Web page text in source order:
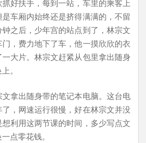
好扶手，每到一站，车里的乘客上
车厢内始终还是挤得满满的，不留
之后，少年宫的站点到了，林宗文
，费力地下了车，他一摸欣欣的衣
大片。林宗文赶紧从包里拿出随身
。
拿出随身带的笔记本电脑。这台电
，网速运行很慢，好在林宗文并没
利用这两节课的时间，多少写点文
点零花钱。